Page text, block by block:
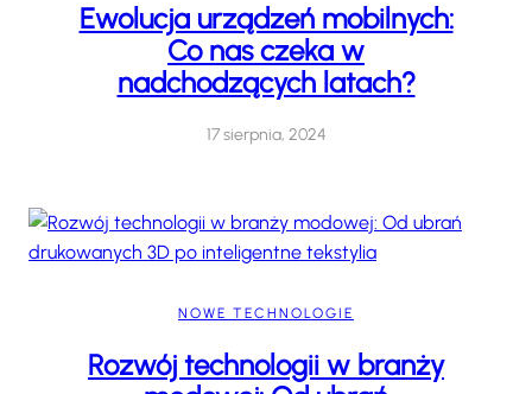
Ewolucja urządzeń mobilnych:
Co nas czeka w
nadchodzących latach?
17 sierpnia, 2024
NOWE TECHNOLOGIE
Rozwój technologii w branży